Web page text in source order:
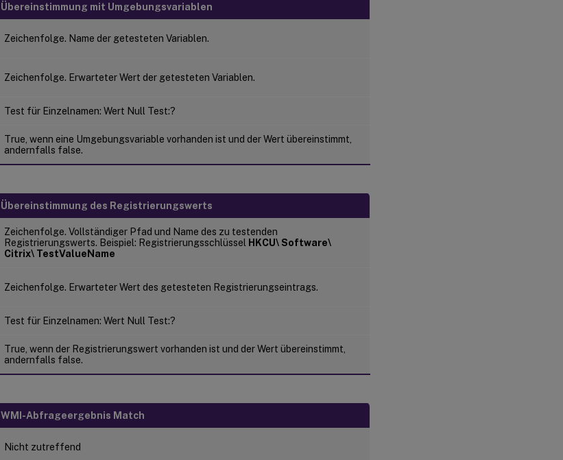
Übereinstimmung mit Umgebungsvariablen
Zeichenfolge. Name der getesteten Variablen.
Zeichenfolge. Erwarteter Wert der getesteten Variablen.
Test für Einzelnamen: Wert Null Test:?
True, wenn eine Umgebungsvariable vorhanden ist und der Wert übereinstimmt,
andernfalls false.
Übereinstimmung des Registrierungswerts
Zeichenfolge. Vollständiger Pfad und Name des zu testenden
Registrierungswerts. Beispiel: Registrierungsschlüssel HKCU\ Software\
Citrix\ TestValueName
Zeichenfolge. Erwarteter Wert des getesteten Registrierungseintrags.
Test für Einzelnamen: Wert Null Test:?
True, wenn der Registrierungswert vorhanden ist und der Wert übereinstimmt,
andernfalls false.
WMI-Abfrageergebnis Match
Nicht zutreffend